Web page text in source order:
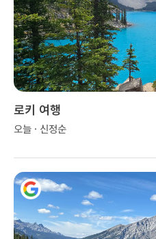
로키 여행
오늘 · 신정순